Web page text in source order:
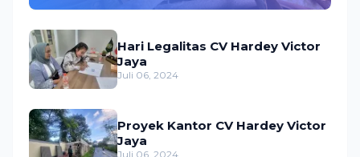
Hari Legalitas CV Hardey Victor
Jaya
Juli 06, 2024
Proyek Kantor CV Hardey Victor
Jaya
Juli 06, 2024